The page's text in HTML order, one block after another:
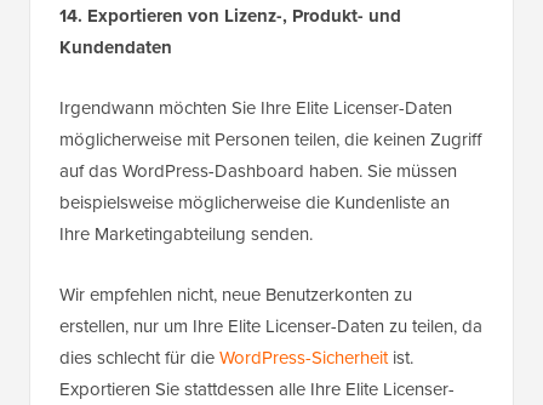
14. Exportieren von Lizenz-, Produkt- und
Kundendaten
Irgendwann möchten Sie Ihre Elite Licenser-Daten
möglicherweise mit Personen teilen, die keinen Zugriff
auf das WordPress-Dashboard haben. Sie müssen
beispielsweise möglicherweise die Kundenliste an
Ihre Marketingabteilung senden.
Wir empfehlen nicht, neue Benutzerkonten zu
erstellen, nur um Ihre Elite Licenser-Daten zu teilen, da
dies schlecht für dieWordPress-Sicherheitist.
Exportieren Sie stattdessen alle Ihre Elite Licenser-